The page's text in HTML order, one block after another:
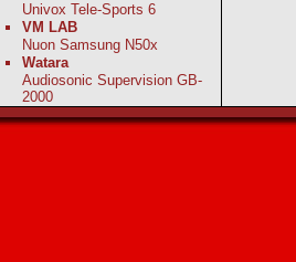
Univox Tele-Sports 6
VM LAB
Nuon Samsung N50x
Watara
Audiosonic Supervision GB-
2000